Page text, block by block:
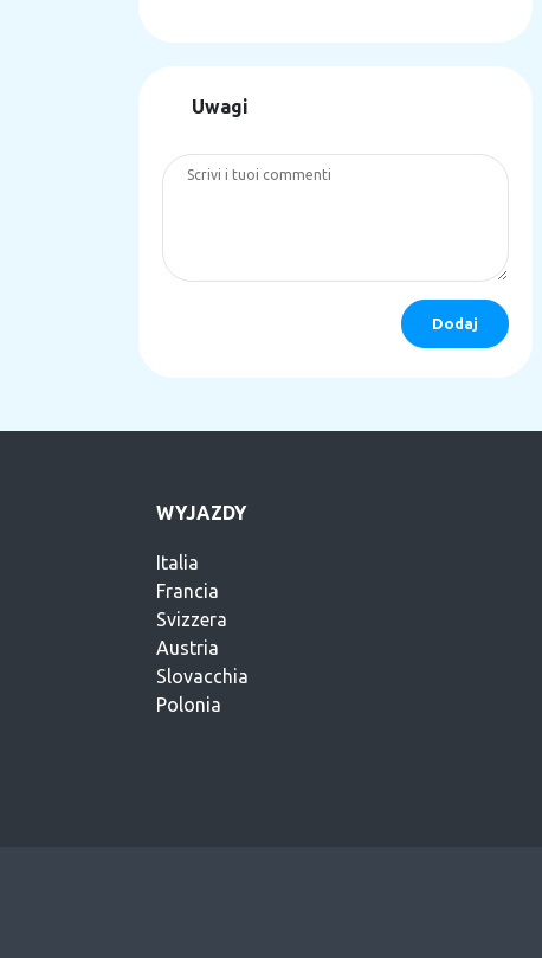
Uwagi
WYJAZDY
Italia
Francia
Svizzera
Austria
Slovacchia
Polonia